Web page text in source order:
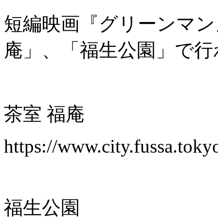
短編映画『グリーンマ
庵」、「福生公園」で
茶室 福庵
https://
福生公園